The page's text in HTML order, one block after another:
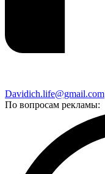
Davidich.life@gmail.com
По вопросам рекламы: